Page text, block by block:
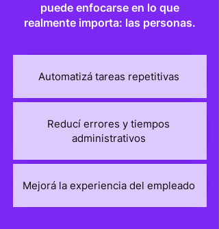
puede enfocarse en lo que
realmente importa: las personas.
Automatizá tareas repetitivas
Reducí errores y tiempos
administrativos
Mejorá la experiencia del empleado